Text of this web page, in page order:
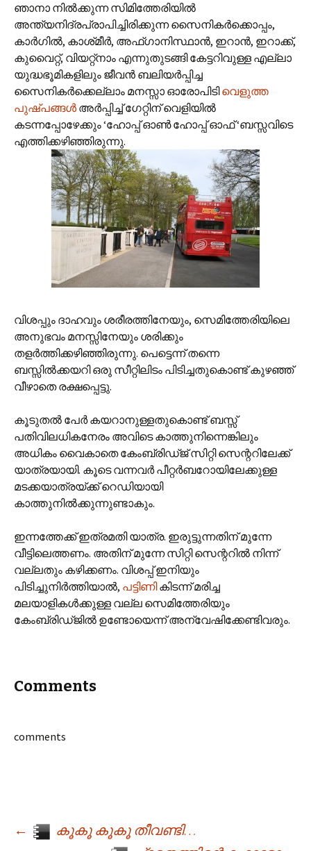
ഞാനാ നില്‍ക്കുന്ന സിമിത്തേരിയില്‍
അന്ത്യനിദ്രപ്രാപിച്ചിരിക്കുന്ന സൈനികര്‍ക്കൊപ്പം,
കാര്‍ഗില്‍, കാശ്‌മീര്‍, അഫ്‌ഗാനിസ്ഥാന്‍, ഇറാന്‍, ഇറാക്ക്,
കുവൈറ്റ്, വിയറ്റ്നാം എന്നുതുടങ്ങി കേട്ടറിവുള്ള എല്ലാ‍
യുദ്ധഭൂമികളിലും ജീവന്‍ ബലിയര്‍പ്പിച്ച
സൈനികര്‍ക്കെല്ലാം മനസ്സാ ഓരോപിടിവെളുത്ത
പുഷ്പങ്ങള്‍ അര്‍പ്പിച്ച് ഗേറ്റിന് വെളിയില്‍
കടന്നപ്പോഴേക്കും ‘ഹോപ്പ് ഓണ്‍ ഹോപ്പ് ഓഫ് ‘ബസ്സവിടെ
എത്തിക്കഴിഞ്ഞിരുന്നു.
വിശപ്പും ദാഹവും ശരീരത്തിനേയും, സെമിത്തേരിയിലെ
അനുഭവം മനസ്സിനേയും ശരിക്കും
തളര്‍ത്തിക്കഴിഞ്ഞിരുന്നു. പെട്ടെന്ന് തന്നെ
ബസ്സില്‍ക്കയറി ഒരു സീറ്റിലിടം പിടിച്ചതുകൊണ്ട് കുഴഞ്ഞ്
വീഴാതെ രക്ഷപ്പെട്ടു.
കൂടുതല്‍ പേര്‍ കയറാനുള്ളതുകൊണ്ട് ബസ്സ്
പതിവിലധികനേരം അവിടെ കാത്തുനിന്നെങ്കിലും
അധികം വൈകാതെ കേംബ്രിഡ്ജ് സിറ്റി സെന്ററിലേക്ക്
യാത്രയായി. കൂടെ വന്നവര്‍ പീറ്റര്‍ബറോയിലേക്കുള്ള
മടക്കയാത്രയ്ക്ക് റെഡിയായി
കാത്തുനില്‍ക്കുന്നുണ്ടാകും.
ഇന്നത്തേക്ക് ഇത്രമതി യാത്ര. ഇരുട്ടുന്നതിന് മുന്നേ
വീട്ടിലെത്തണം. അതിന് മുന്നേ സിറ്റി സെന്ററില്‍ നിന്ന്
വല്ലതും കഴിക്കണം. വിശപ്പ് ഇനിയും
പിടിച്ചുനിര്‍ത്തിയാല്‍, പട്ടിണികിടന്ന് മരിച്ച
മലയാളികള്‍ക്കുള്ള വല്ല സെമിത്തേരിയും
കേംബ്രിഡ്‌ജില്‍ ഉണ്ടോയെന്ന് അന്വേഷിക്കേണ്ടിവരും.
Comments
comments
←
കൂകൂ കൂകൂ തീവണ്ടി…